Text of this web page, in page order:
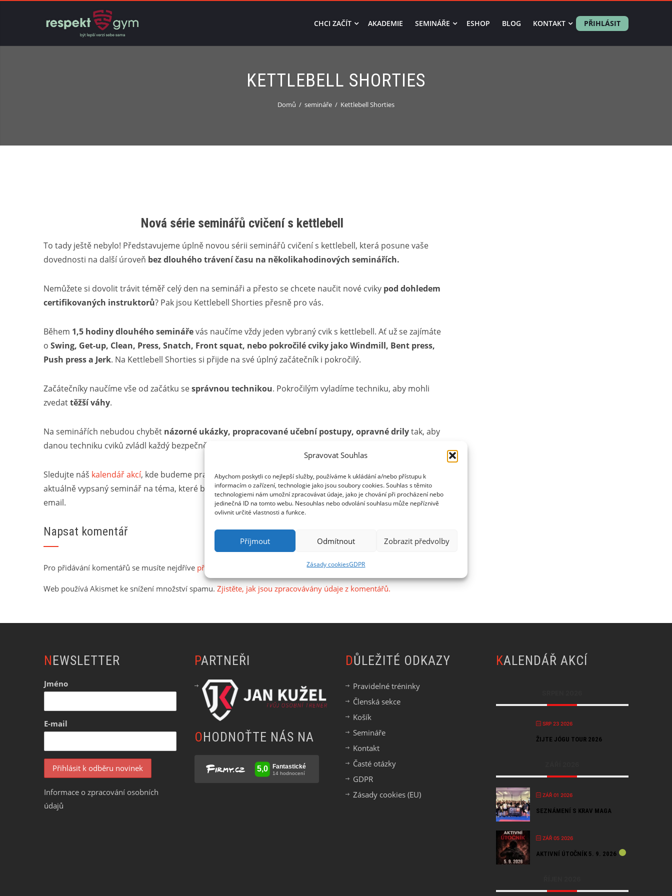
Spravovat Souhlas
Abychom poskytli co nejlepší služby, používáme k ukládání a/nebo přístupu k
informacím o zařízení, technologie jako jsou soubory cookies. Souhlas s těmito
technologiemi nám umožní zpracovávat údaje, jako je chování při procházení nebo
jedinečná ID na tomto webu. Nesouhlas nebo odvolání souhlasu může nepříznivě
ovlivnit určité vlastnosti a funkce.
Příjmout Odmítnout Zobrazit předvolby
Zásady cookiesGDPR
CHCI ZAČÍT AKADEMIE SEMINÁŘE ESHOP BLOG KONTAKT PŘIHLÁSIT
KETTLEBELL SHORTIES
Domů semináře Kettlebell Shorties
Nová série seminářů cvičení s kettlebell
To tady ještě nebylo! Představujeme úplně novou sérii seminářů cvičení s kettlebell, která posune vaše
dovednosti na další úroveň bez dlouhého trávení času na několikahodinových seminářích.
Nemůžete si dovolit trávit téměř celý den na semináři a přesto se chcete naučit nové cviky pod dohledem
certifikovaných instruktorů? Pak jsou Kettlebell Shorties přesně pro vás.
Během 1,5 hodiny dlouhého seminářevás naučíme vždy jeden vybraný cvik s kettlebell. Ať už se zajímáte
o Swing, Get-up, Clean, Press, Snatch, Front squat, nebo pokročilé cviky jako Windmill, Bent press,
Push press a Jerk. Na Kettlebell Shorties si přijde na své úplný začátečník i pokročilý.
Začátečníky naučíme vše od začátku sesprávnou technikou. Pokročilým vyladíme techniku, aby mohli
zvedattěžší váhy.
Na seminářích nebudou chybět názorné ukázky, propracované učební postupy, opravné drilytak, aby
danou techniku cviků zvládl každý bezpečně a v co nejkratším čase.
Sledujte náš kalendář akcí, kde budeme pravidelně zveřejňovat termíny Kettlebell Shorties. Nemáme
aktuálně vypsaný seminář na téma, které by vás zajímalo? Napište nám do komentáře nebo pošlete
email.
Napsat komentář
Pro přidávání komentářů se musíte nejdříve přihlásit
Web používá Akismet ke snížení množství spamu. Zjistěte, jak jsou zpracovávány údaje z komentářů.
NEWSLETTER
Jméno
E-mail
Informace o zpracování osobních
údajů
PARTNEŘI
OHODNOŤTE NÁS NA
DŮLEŽITÉ ODKAZY
Pravidelné tréninky
Členská sekce
Košík
Semináře
Kontakt
Časté otázky
GDPR
Zásady cookies (EU)
KALENDÁŘ AKCÍ
SRP 23 2026
ŽIJTE JÓGU TOUR 2026
ZÁŘ 01 2026
SEZNÁMENÍ S KRAV MAGA
ZÁŘ 05 2026
AKTIVNÍ ÚTOČNÍK 5. 9. 2026